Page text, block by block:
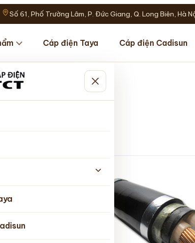
Số 61, Phố Trường Lâm, P. Đức Giang, Q. Long Biên, Hà
Cáp điện Taya Cáp điện Cadisun
thép